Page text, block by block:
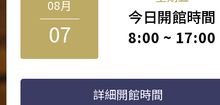
08月
07
今日開館時間
8:00 ~ 17:00
詳細開館時間